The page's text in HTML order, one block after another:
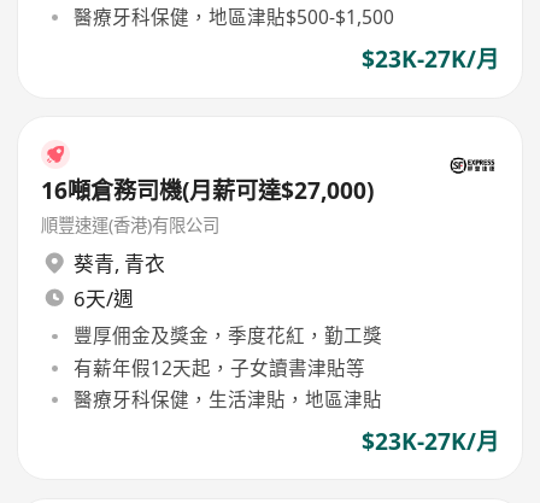
醫療牙科保健，地區津貼$500-$1,500
$23K-27K/月
16噸倉務司機(月薪可達$27,000)
順豐速運(香港)有限公司
葵青, 青衣
6天/週
豐厚佣金及獎金，季度花紅，勤工獎
有薪年假12天起，子女讀書津貼等
醫療牙科保健，生活津貼，地區津貼
$23K-27K/月